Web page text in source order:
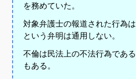
を務めていた。
対象弁護士の報道された行為
という弁明は通用しない。
不倫は民法上の不法行為である
もある。